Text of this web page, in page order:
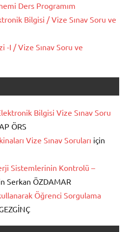
Ders Programım
Bilgisi / Vize Sınav Soru ve
-I / Vize Sınav Soru ve
Bilgisi Vize Sınav Soru
ÖRS
Vize Sınav Soruları için
Sistemlerinin Kontrolü –
Serkan ÖZDAMAR
Öğrenci Sorgulama